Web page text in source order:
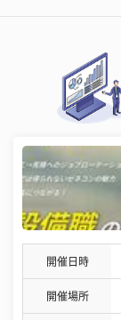
開催日時
開催場所